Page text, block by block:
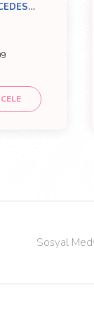
SOL
Sosyal